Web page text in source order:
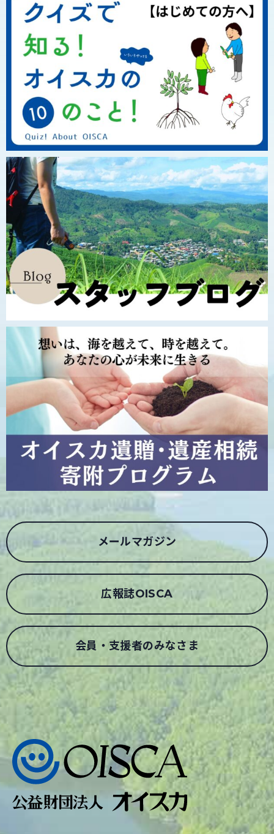
メールマガジン
広報誌OISCA
会員・支援者のみなさま